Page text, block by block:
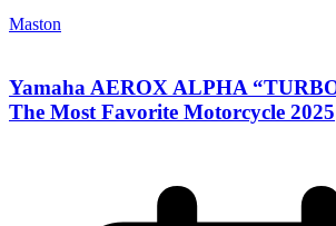
Maston
Yamaha AEROX ALPHA
The Most Favorite Motorcycle 2025